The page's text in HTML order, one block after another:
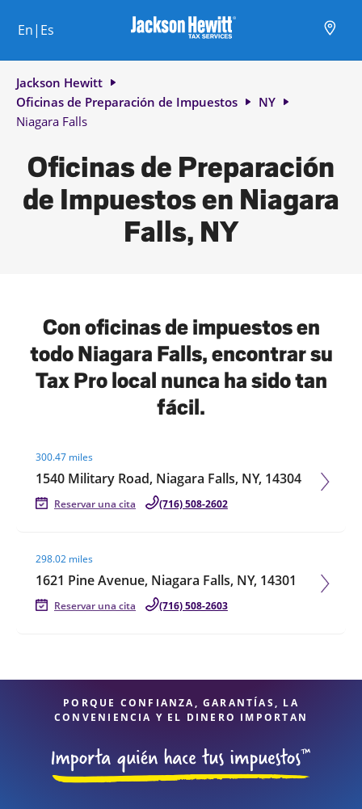
En|Es
Jackson Hewitt
Oficinas de Preparación de Impuestos
NY
Niagara Falls
Oficinas de Preparación
de Impuestos en Niagara
Falls, NY
Con oficinas de impuestos en
todo Niagara Falls, encontrar su
Tax Pro local nunca ha sido tan
fácil.
300.47 miles
1540 Military Road, Niagara Falls, NY, 14304
Reservar una cita (716) 508-2602
298.02 miles
1621 Pine Avenue, Niagara Falls, NY, 14301
Reservar una cita (716) 508-2603
PORQUE CONFIANZA, GARANTÍAS, LA
CONVENIENCIA Y EL DINERO IMPORTAN